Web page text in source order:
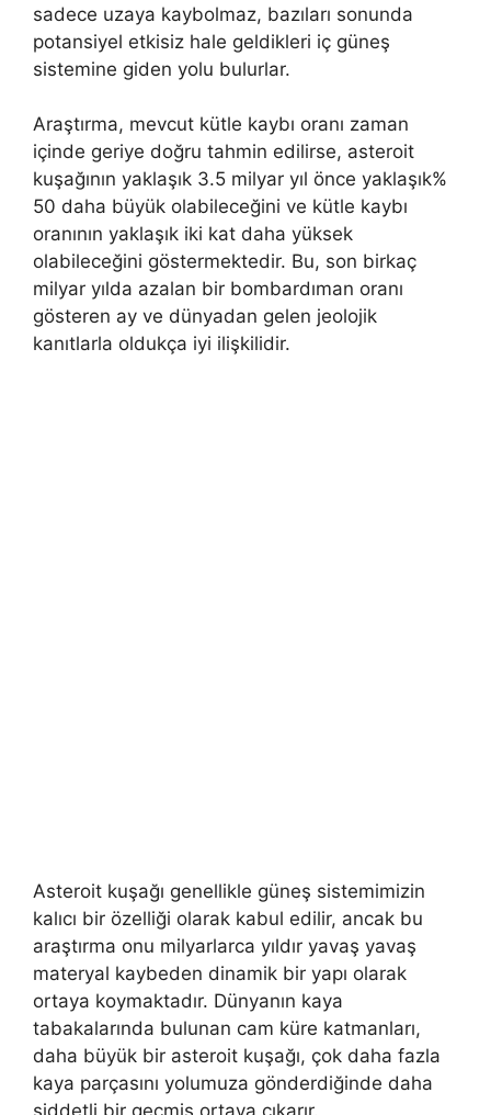
sadece uzaya kaybolmaz, bazıları sonunda
potansiyel etkisiz hale geldikleri iç güneş
sistemine giden yolu bulurlar.
Araştırma, mevcut kütle kaybı oranı zaman
içinde geriye doğru tahmin edilirse, asteroit
kuşağının yaklaşık 3.5 milyar yıl önce yaklaşık%
50 daha büyük olabileceğini ve kütle kaybı
oranının yaklaşık iki kat daha yüksek
olabileceğini göstermektedir. Bu, son birkaç
milyar yılda azalan bir bombardıman oranı
gösteren ay ve dünyadan gelen jeolojik
kanıtlarla oldukça iyi ilişkilidir.
Asteroit kuşağı genellikle güneş sistemimizin
kalıcı bir özelliği olarak kabul edilir, ancak bu
araştırma onu milyarlarca yıldır yavaş yavaş
materyal kaybeden dinamik bir yapı olarak
ortaya koymaktadır. Dünyanın kaya
tabakalarında bulunan cam küre katmanları,
daha büyük bir asteroit kuşağı, çok daha fazla
kaya parçasını yolumuza gönderdiğinde daha
şiddetli bir geçmiş ortaya çıkarır.